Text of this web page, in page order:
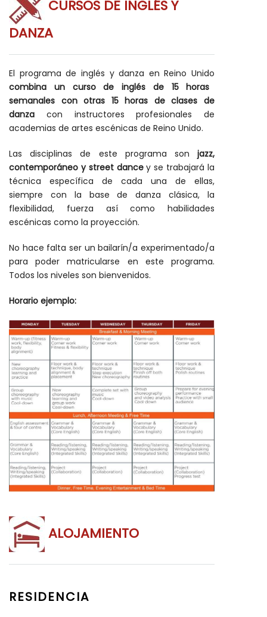
CURSOS DE INGLÉS Y
DANZA
El programa de inglés y danza en Reino Unido
combina un curso de inglés de 15 horas
semanales con otras 15 horas de clases de
danza con instructores profesionales de
academias de artes escénicas de Reino Unido.
Las disciplinas de este programa son jazz,
contemporáneo y street dancey se trabajará la
técnica específica de cada una de ellas,
siempre con la base de danza clásica, la
flexibilidad, fuerza así como habilidades
escénicas como la proyección.
No hace falta ser un bailarín/a experimentado/a
para poder matricularse en este programa.
Todos los niveles son bienvenidos.
Horario ejemplo:
ALOJAMIENTO
RESIDENCIA